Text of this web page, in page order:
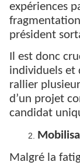
expériences
président
Il est donc
individuels et
rallier
d’un projet
candidat
Malgré la